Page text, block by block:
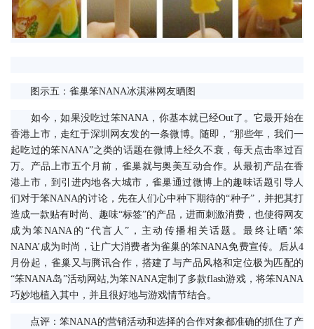
图示五：雀巢笨NANA冰淇淋网友晒图
如今，如果没吃过笨NANA，你基本就已经Out了。它最开始在
香港上市，走红于深圳网友发的一条微博。随即，“那些年，我们一
起吃过的笨NANA”之类的话题在微博上经久不衰，每天点击率过百
万。产品上市五个月前，雀巢就与奥美互动合作。从最初产品在香
港上市，到引进内地各大城市，雀巢通过微博上的趣味话题引导人
们对于笨NANA的讨论，先在人们心中种下期待的“种子”，并把其打
造成一款贴有时尚、趣味“标签”的产品，进而刺激消费，也使得网友
成为笨NANA的“代言人”，主动传播相关话题。最终让晒‘笨
NANA’成为时尚，让广大消费者为雀巢的笨NANA免费宣传。后从4
月份起，雀巢又与腾讯合作，搭建了与产品风格和定位极为匹配的
“笨NANA岛”活动网站,为笨NANA定制了多款flash游戏，将笨NANA
巧妙地植入其中，并且很好地与游戏情节结合。
点评：笨NANA的营销活动和选择的合作对象都准确的抓住了产